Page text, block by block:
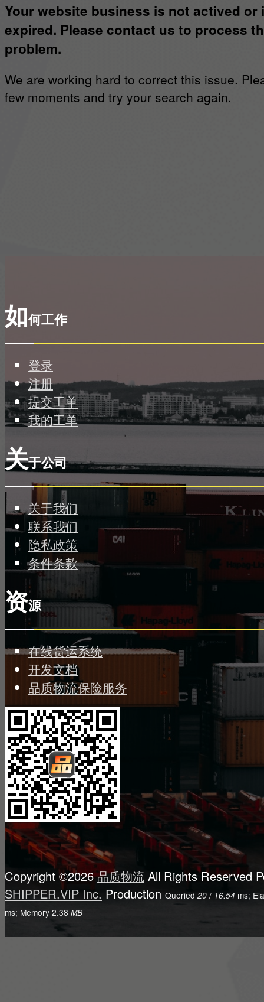
Your website business is not actived or
expired. Please contact us to process
problem.
We are working hard to correct this issue.
few moments and try your search again.
如何工作
登录
注册
提交工单
我的工单
关于公司
关于我们
联系我们
隐私政策
条件条款
资源
在线货运系统
开发文档
品质物流保险服务
Copyright ©2026品质物流 All Rights Reserved
SHIPPER.VIP Inc. Production Queried20 / 16.54 ms;
ms; Memory 2.38 MB